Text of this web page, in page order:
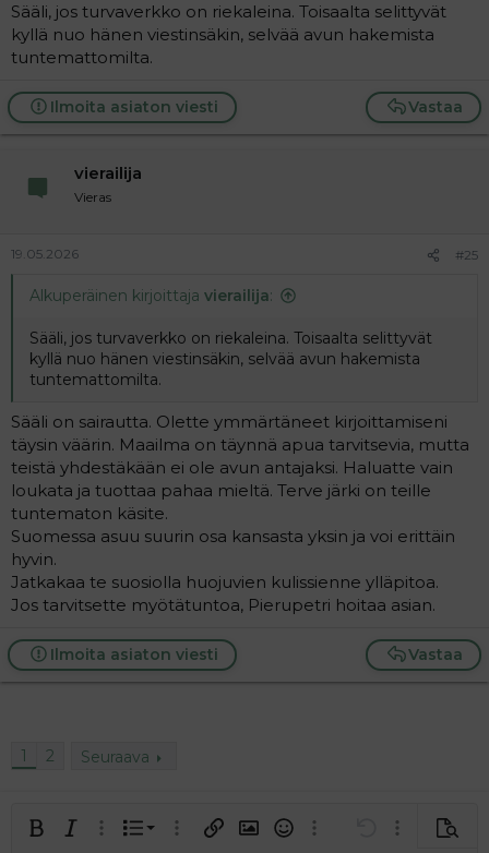
Sääli, jos turvaverkko on riekaleina. Toisaalta selittyvät
kyllä nuo hänen viestinsäkin, selvää avun hakemista
tuntemattomilta.
Vastaa
Ilmoita asiaton viesti
vierailija
Vieras
19.05.2026 #25
Alkuperäinen kirjoittaja vierailija:
Sääli, jos turvaverkko on riekaleina. Toisaalta selittyvät
kyllä nuo hänen viestinsäkin, selvää avun hakemista
tuntemattomilta.
Sääli on sairautta. Olette ymmärtäneet kirjoittamiseni
täysin väärin. Maailma on täynnä apua tarvitsevia, mutta
teistä yhdestäkään ei ole avun antajaksi. Haluatte vain
loukata ja tuottaa pahaa mieltä. Terve järki on teille
tuntematon käsite.
Suomessa asuu suurin osa kansasta yksin ja voi erittäin
hyvin.
Jatkakaa te suosiolla huojuvien kulissienne ylläpitoa.
Jos tarvitsette myötätuntoa, Pierupetri hoitaa asian.
Vastaa
Ilmoita asiaton viesti
1 2 Seuraava
LihavoituKursivoitu
Laajennettuun editoriin…
Lista
Järjestetty lista
Laajennettuun editoriin…
Lisää hyperlinkki
Lisää kuva
HymiötLaajennettuun
Kumoa